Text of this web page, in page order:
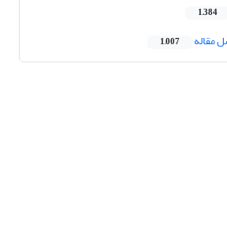
1,384
مقاله 1,007